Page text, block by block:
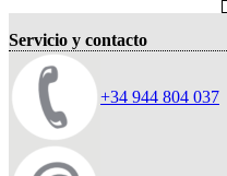
Servicio y contacto
+34 944 804 037